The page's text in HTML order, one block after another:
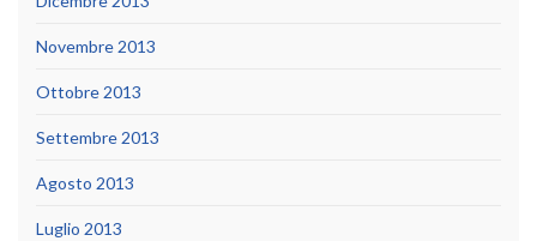
Novembre 2013
Ottobre 2013
Settembre 2013
Agosto 2013
Luglio 2013